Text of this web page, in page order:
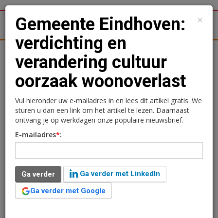
Woningmarkt Kantoren
Gemeente Eindhoven:
verdichting en
verandering cultuur
oorzaak woonoverlast
18 januari 2016 om 10:28 3 minuten leestijd
Eigenaren van woningen die al overlast veroorzaken krijgen
×
Gemeente Eindhoven:
verdichting en
verandering cultuur
oorzaak woonoverlast
Vul hieronder uw e-mailadres in en lees dit artikel gratis. We
sturen u dan een link om het artikel te lezen. Daarnaast
ontvang je op werkdagen onze populaire nieuwsbrief.
E-mailadres*:
Ga verder
Ga verder met LinkedIn
Ga verder met Google